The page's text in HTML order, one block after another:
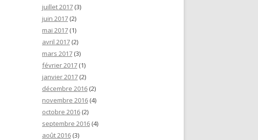
juillet 2017 (3)
juin 2017 (2)
mai 2017 (1)
avril 2017 (2)
mars 2017 (3)
février 2017 (1)
janvier 2017 (2)
décembre 2016 (2)
novembre 2016 (4)
octobre 2016 (2)
septembre 2016 (4)
août 2016 (3)